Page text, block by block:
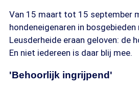
Van 15 maart tot 15 september
hondeneigenaren in
Leusderheide eraan geloven: de
En niet iedereen is daar blij mee.
'Behoorlijk ingrijpend'